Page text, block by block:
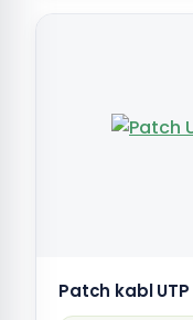
Patch kabl UTP